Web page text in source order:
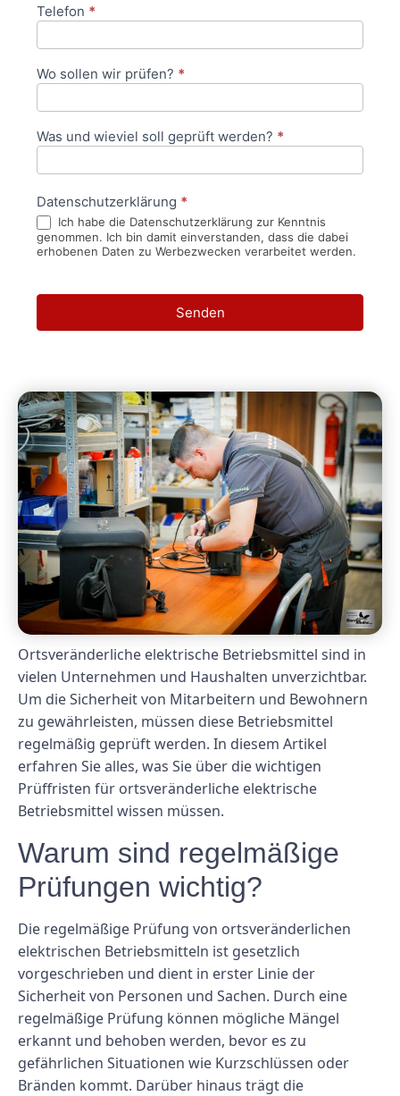
Telefon *
Wo sollen wir prüfen? *
Was und wieviel soll geprüft werden? *
Datenschutzerklärung *
Ich habe die Datenschutzerklärung zur Kenntnis
genommen. Ich bin damit einverstanden, dass die dabei
erhobenen Daten zu Werbezwecken verarbeitet werden.
Senden
Ortsveränderliche elektrische Betriebsmittel sind in
vielen Unternehmen und Haushalten unverzichtbar.
Um die Sicherheit von Mitarbeitern und Bewohnern
zu gewährleisten, müssen diese Betriebsmittel
regelmäßig geprüft werden. In diesem Artikel
erfahren Sie alles, was Sie über die wichtigen
Prüffristen für ortsveränderliche elektrische
Betriebsmittel wissen müssen.
Warum sind regelmäßige
Prüfungen wichtig?
Die regelmäßige Prüfung von ortsveränderlichen
elektrischen Betriebsmitteln ist gesetzlich
vorgeschrieben und dient in erster Linie der
Sicherheit von Personen und Sachen. Durch eine
regelmäßige Prüfung können mögliche Mängel
erkannt und behoben werden, bevor es zu
gefährlichen Situationen wie Kurzschlüssen oder
Bränden kommt. Darüber hinaus trägt die